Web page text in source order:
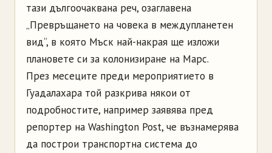
тази дългоочаквана реч, озаглавена
„Превръщането на човека в междупланетен
вид“, в която Мъск най-накрая ще изложи
плановете си за колонизиране на Марс.
През месеците преди мероприятието в
Гуадалахара той разкрива някои от
подробностите, например заявява пред
репортер на Washington Post, че възнамерява
да построи транспортна система до